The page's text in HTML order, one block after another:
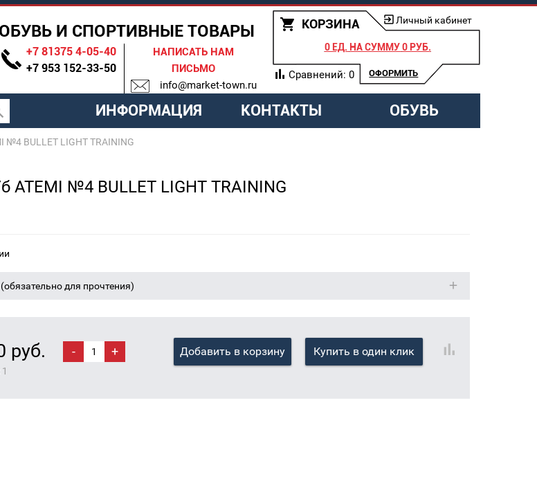
ОБУВЬ И СПОРТИВНЫЕ ТОВАРЫ
+7 81375 4-05-40
+7 953 152-33-50
НАПИСАТЬ НАМ
ПИСЬМО
info@market-town.ru
КОРЗИНА Личный кабинет
0 ЕД. НА СУММУ0 РУБ.
ОФОРМИТЬ
Сравнений: 0
ИНФОРМАЦИЯ КОНТАКТЫ ОБУВЬ
№4 BULLET LIGHT TRAINING
ATEMI №4 BULLET LIGHT TRAINING
для прочтения)
руб.
1
- + Добавить в корзину Купить в один клик